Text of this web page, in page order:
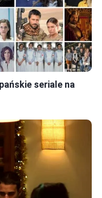
seriale na